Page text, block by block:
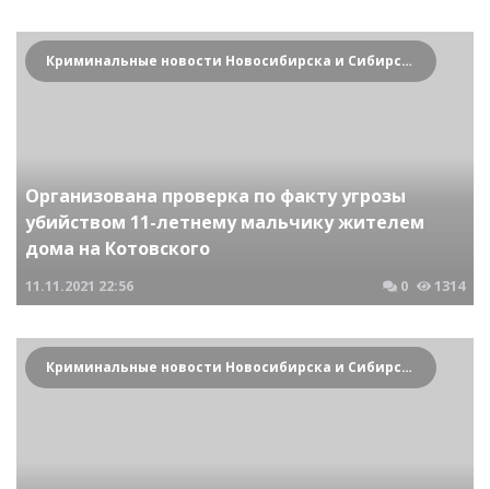
Криминальные новости Новосибирска и Сибирского региона
Организована проверка по факту угрозы
убийством 11-летнему мальчику жителем
дома на Котовского
11.11.2021 22:56 0 1314
Криминальные новости Новосибирска и Сибирского региона